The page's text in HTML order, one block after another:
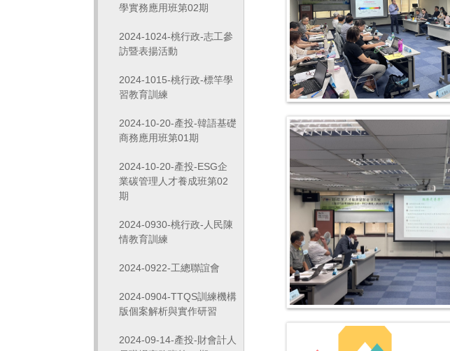
學實務應用班第02期
2024-1024-桃行政-志工參
訪暨表揚活動
2024-1015-桃行政-標竿學
習教育訓練
2024-10-20-產投-韓語基礎
商務應用班第01期
2024-10-20-產投-ESG企
業碳管理人才養成班第02
期
2024-0930-桃行政-人民陳
情教育訓練
2024-0922-工總聯誼會
2024-0904-TTQS訓練機構
版個案解析與實作研習
2024-09-14-產投-財會計人